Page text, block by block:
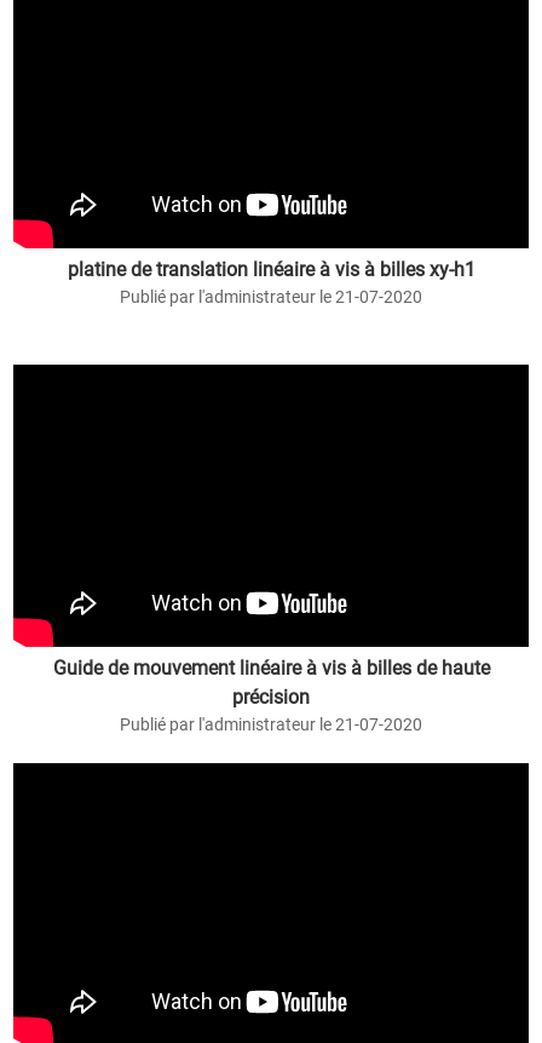
platine de translation linéaire à vis à billes xy-h1
Publié par l'administrateur le 21-07-2020
Guide de mouvement linéaire à vis à billes de haute
précision
Publié par l'administrateur le 21-07-2020